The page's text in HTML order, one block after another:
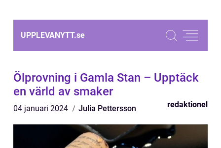
UPPLEVANYTT.se
Ölprovning i Gamla Stan – Upptäck
en värld av smaker
04 januari 2024 Julia Pettersson redaktionel